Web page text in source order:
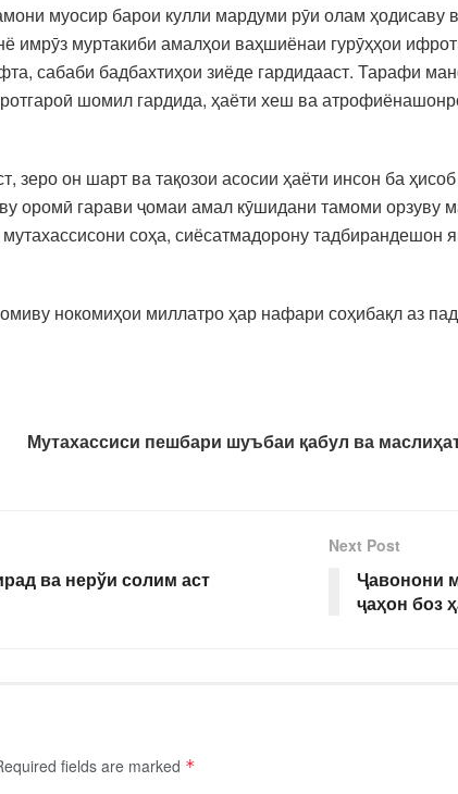
муосир барои кулли мардуми рӯи олам ҳодисаву
имрӯз муртакиби амалҳои ваҳшиёнаи гурӯҳҳои
сабаби бадбахтиҳои зиёде гардидааст. Тарафи
шомил гардида, ҳаёти хеш ва
зеро он шарт ва тақозои асосии ҳаёти инсон ба
оромӣ гарави ҷомаи амал кӯшидани тамоми
соҳа, сиёсатмадорону тадбирандешон
нокомиҳои миллатро ҳар нафари соҳибақл аз
Мутахассиси пешбари шуъбаи қабул ва
ва нерўи солим аст
Next Post
Ҷавонони
ҷаҳон боз
fields are marked *